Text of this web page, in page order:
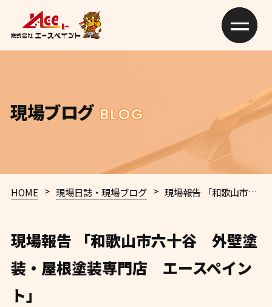
現場ブログ BLOG
HOME > 現場日誌・現場ブログ > 現場報告 「和歌山市六十谷 外壁塗装・屋根塗装専門店 エースペイント」
現場報告 「和歌山市六十谷 外壁塗
装・屋根塗装専門店 エースペイン
ト」